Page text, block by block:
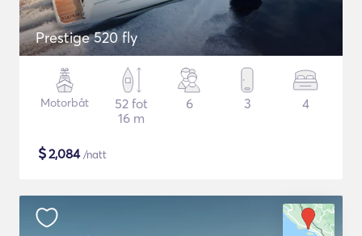
Prestige 520 fly
Motorbåt
52 fot
16 m
6 3 4
$2,084/natt